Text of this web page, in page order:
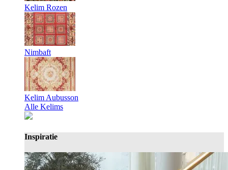
Kelim Rozen
Nimbaft
Kelim Aubusson
Alle Kelims
Inspiratie